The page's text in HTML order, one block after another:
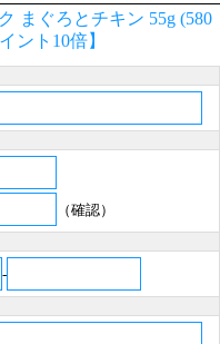
まぐろとチキン 55g (580
ント10倍】
（確認）
-